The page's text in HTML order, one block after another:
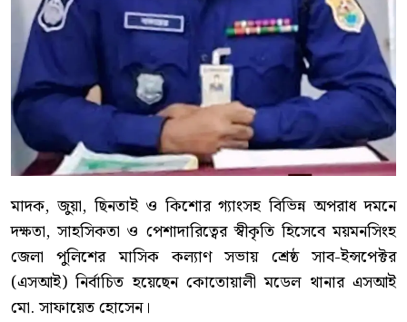
মাদক, জুয়া, ছিনতাই ও কিশোর গ্যাংসহ বিভিন্ন অপরাধ দমনে
দক্ষতা, সাহসিকতা ও পেশাদারিত্বের স্বীকৃতি হিসেবে ময়মনসিংহ
জেলা পুলিশের মাসিক কল্যাণ সভায় শ্রেষ্ঠ সাব-ইন্সপেক্টর
(এসআই) নির্বাচিত হয়েছেন কোতোয়ালী মডেল থানার এসআই
মো. সাফায়েত হোসেন।